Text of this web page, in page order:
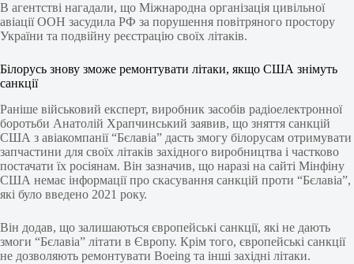
В агентстві нагадали, що Міжнародна організація цивільної
авіації ООН засудила РФ за порушення повітряного простору
України та подвійну реєстрацію своїх літаків.
Білорусь знову зможе ремонтувати літаки, якщо США знімуть
санкції
Раніше військовий експерт, виробник засобів радіоелектронної
боротьби Анатолій Храпчинський заявив, що зняття санкцій
США з авіакомпанії “Бєлавіа” дасть змогу білорусам отримувати
запчастини для своїх літаків західного виробництва і частково
постачати їх росіянам. Він зазначив, що наразі на сайті Мінфіну
США немає інформації про скасування санкцій проти “Бєлавіа”,
які було введено 2021 року.
Він додав, що залишаються європейські санкції, які не дають
змоги “Бєлавіа” літати в Європу. Крім того, європейські санкції
не дозволяють ремонтувати Boeing та інші західні літаки.